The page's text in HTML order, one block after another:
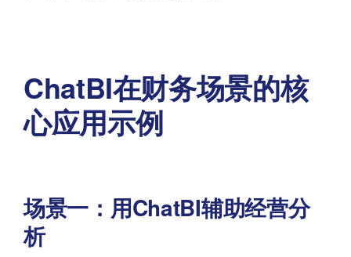
ChatBI在财务场景的核
心应用示例
场景一：用ChatBI辅助经营分
析